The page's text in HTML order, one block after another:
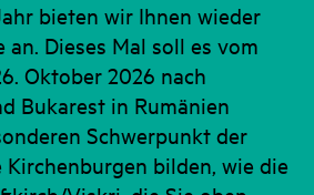
bieten wir Ihnen wieder
an. Dieses Mal soll es vom
Oktober 2026 nach
Bukarest in Rumänien
Schwerpunkt der
Kirchenburgen bilden, wie die